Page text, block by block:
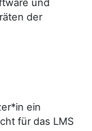
und
der
ein
für das LMS